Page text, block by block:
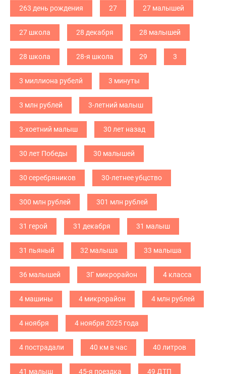
263 день рождения 27 27 малышей
27 школа 28 декабря 28 малышей
28 школа 28-я школа 29 3
3 миллиона рубелй 3 минуты
3 млн рублей 3-летний малыш
3-хоетний малыш 30 лет назад
30 лет Победы 30 малышей
30 серебряников 30-летнее убцство
300 млн рублей 301 млн рублей
31 герой 31 декабря 31 малыш
31 пьяный 32 малыша 33 малыша
36 малышей 3Г микрорайон 4 класса
4 машины 4 микрорайон 4 млн рублей
4 ноября 4 ноября 2025 года
4 пострадали 40 км в час 40 литров
41 малыш 45-я поездка 49 ДТП